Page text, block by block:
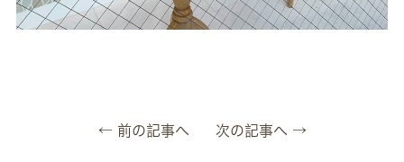
← 前の記事へ 次の記事へ →